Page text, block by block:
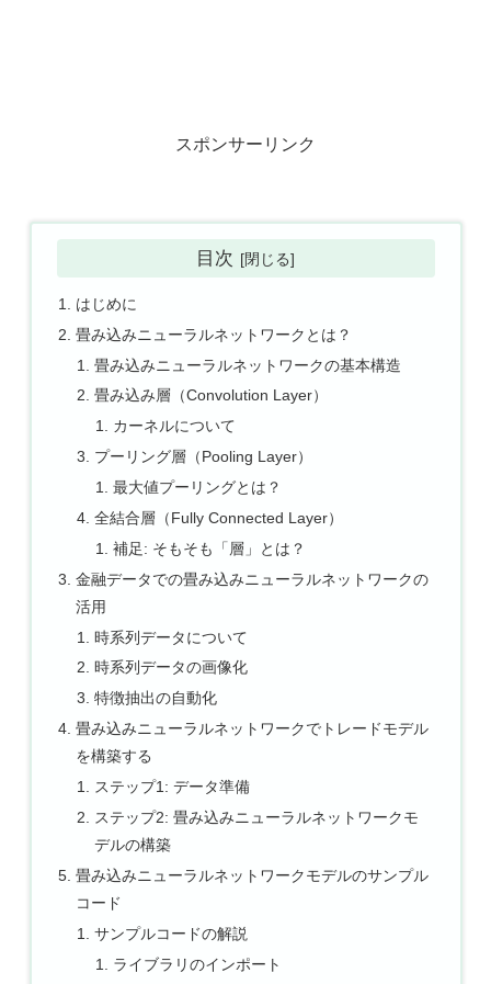
スポンサーリンク
目次
はじめに
畳み込みニューラルネットワークとは？
畳み込みニューラルネットワークの基本構造
畳み込み層（Convolution Layer）
カーネルについて
プーリング層（Pooling Layer）
最大値プーリングとは？
全結合層（Fully Connected Layer）
補足: そもそも「層」とは？
金融データでの畳み込みニューラルネットワークの
活用
時系列データについて
時系列データの画像化
特徴抽出の自動化
畳み込みニューラルネットワークでトレードモデル
を構築する
ステップ1: データ準備
ステップ2: 畳み込みニューラルネットワークモ
デルの構築
畳み込みニューラルネットワークモデルのサンプル
コード
サンプルコードの解説
ライブラリのインポート